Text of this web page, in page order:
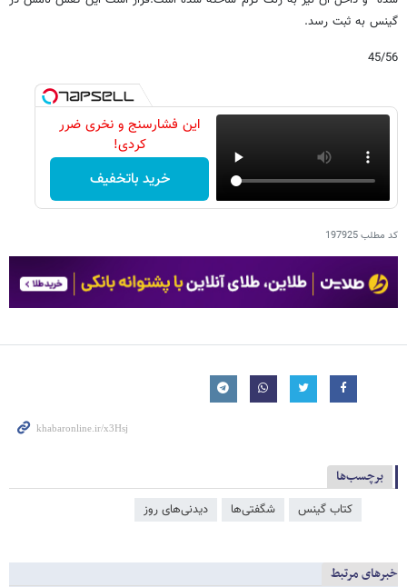
گینس به ثبت رسد.
45/56
این فشارسنج و نخری ضرر
کردی!
خرید باتخفیف
کد مطلب197925
برچسب‌ها
کتاب گینس شگفتی‌ها دیدنی‌های روز
خبرهای مرتبط